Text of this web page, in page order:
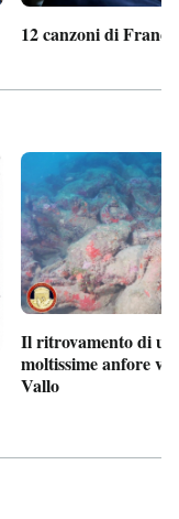
12 canzoni di
Il ritrovamento di
moltissime anfore
Vallo